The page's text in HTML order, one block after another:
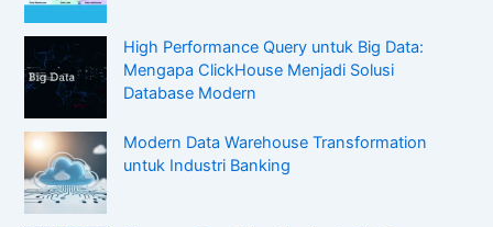
High Performance Query untuk Big Data:
Mengapa ClickHouse Menjadi Solusi
Database Modern
Modern Data Warehouse Transformation
untuk Industri Banking